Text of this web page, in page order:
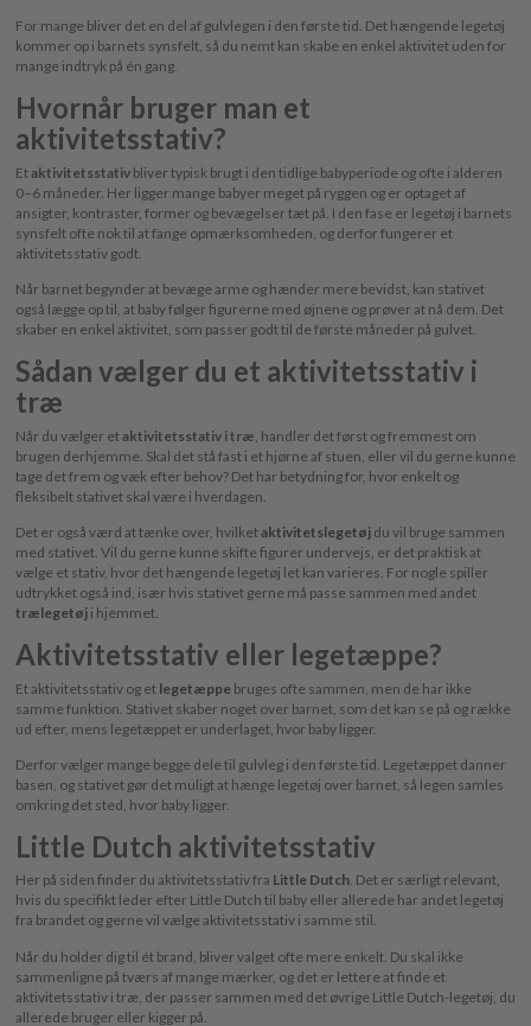
For mange bliver det en del af gulvlegen i den første tid. Det hængende legetøj
kommer op i barnets synsfelt, så du nemt kan skabe en enkel aktivitet uden for
mange indtryk på én gang.
Hvornår bruger man et
aktivitetsstativ?
Etaktivitetsstativbliver typisk brugt i den tidlige babyperiode og ofte i alderen
0–6 måneder. Her ligger mange babyer meget på ryggen og er optaget af
ansigter, kontraster, former og bevægelser tæt på. I den fase er legetøj i barnets
synsfelt ofte nok til at fange opmærksomheden, og derfor fungerer et
aktivitetsstativ godt.
Når barnet begynder at bevæge arme og hænder mere bevidst, kan stativet
også lægge op til, at baby følger figurerne med øjnene og prøver at nå dem. Det
skaber en enkel aktivitet, som passer godt til de første måneder på gulvet.
Sådan vælger du et aktivitetsstativ i
træ
Når du vælger etaktivitetsstativ i træ , handler det først og fremmest om
brugen derhjemme. Skal det stå fast i et hjørne af stuen, eller vil du gerne kunne
tage det frem og væk efter behov? Det har betydning for, hvor enkelt og
fleksibelt stativet skal være i hverdagen.
Det er også værd at tænke over, hvilketaktivitetslegetøjdu vil bruge sammen
med stativet. Vil du gerne kunne skifte figurer undervejs, er det praktisk at
vælge et stativ, hvor det hængende legetøj let kan varieres. For nogle spiller
udtrykket også ind, især hvis stativet gerne må passe sammen med andet
trælegetøji hjemmet.
Aktivitetsstativ eller legetæppe?
Et aktivitetsstativ og et legetæppebruges ofte sammen, men de har ikke
samme funktion. Stativet skaber noget over barnet, som det kan se på og række
ud efter, mens legetæppet er underlaget, hvor baby ligger.
Derfor vælger mange begge dele til gulvleg i den første tid. Legetæppet danner
basen, og stativet gør det muligt at hænge legetøj over barnet, så legen samles
omkring det sted, hvor baby ligger.
Little Dutch aktivitetsstativ
Her på siden finder du aktivitetsstativ fra Little Dutch. Det er særligt relevant,
hvis du specifikt leder efter Little Dutch til baby eller allerede har andet legetøj
fra brandet og gerne vil vælge aktivitetsstativ i samme stil.
Når du holder dig til ét brand, bliver valget ofte mere enkelt. Du skal ikke
sammenligne på tværs af mange mærker, og det er lettere at finde et
aktivitetsstativ i træ, der passer sammen med det øvrige Little Dutch-legetøj, du
allerede bruger eller kigger på.